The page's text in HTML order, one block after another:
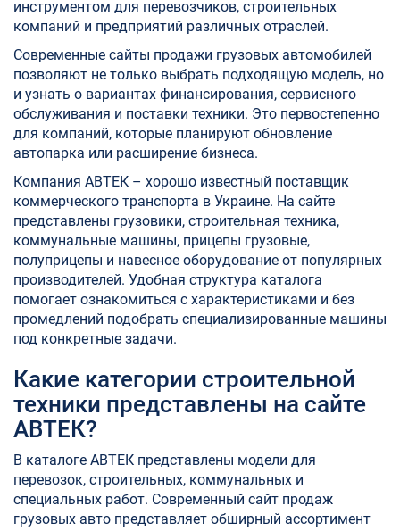
инструментом для перевозчиков, строительных
компаний и предприятий различных отраслей.
Современные сайты продажи грузовых автомобилей
позволяют не только выбрать подходящую модель, но
и узнать о вариантах финансирования, сервисного
обслуживания и поставки техники. Это первостепенно
для компаний, которые планируют обновление
автопарка или расширение бизнеса.
Компания АВТЕК – хорошо известный поставщик
коммерческого транспорта в Украине. На сайте
представлены грузовики, строительная техника,
коммунальные машины, прицепы грузовые,
полуприцепы и навесное оборудование от популярных
производителей. Удобная структура каталога
помогает ознакомиться с характеристиками и без
промедлений подобрать специализированные машины
под конкретные задачи.
Какие категории строительной
техники представлены на сайте
АВТЕК?
В каталоге АВТЕК представлены модели для
перевозок, строительных, коммунальных и
специальных работ. Современный сайт продаж
грузовых авто представляет обширный ассортимент